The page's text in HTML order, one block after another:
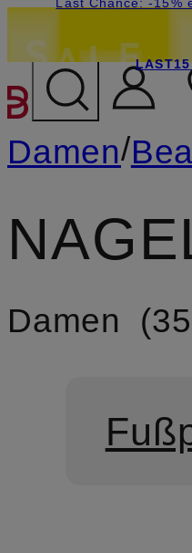
ZUM
LAST15
Damen/
Damen 35